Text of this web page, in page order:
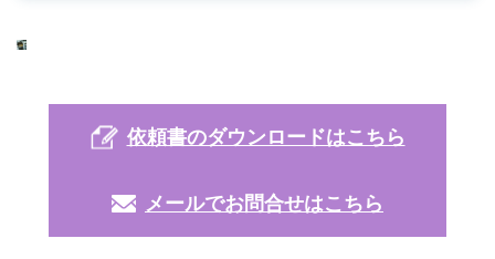
依頼書のダウンロードはこちら
メールでお問合せはこちら